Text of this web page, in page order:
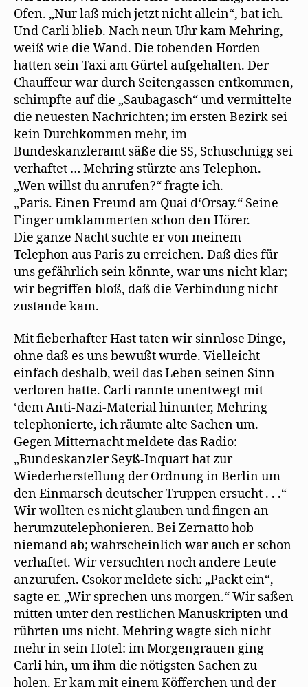
Ofen. „Nur laß mich jetzt nicht allein“, bat ich.
Und Carli blieb. Nach neun Uhr kam Mehring,
weiß wie die Wand. Die tobenden Horden
hatten sein Taxi am Gürtel aufgehalten. Der
Chauffeur war durch Seitengassen entkommen,
schimpfte auf die „Saubagasch“ und vermittelte
die neuesten Nachrichten; im ersten Bezirk sei
kein Durchkommen mehr, im
Bundeskanzleramt säße die SS, Schuschnigg sei
verhaftet … Mehring stürzte ans Telephon.
„Wen willst du anrufen?“ fragte ich.
„Paris. Einen Freund am Quai d‘Orsay.“ Seine
Finger umklammerten schon den Hörer.
Die ganze Nacht suchte er von meinem
Telephon aus Paris zu erreichen. Daß dies für
uns gefährlich sein könnte, war uns nicht klar;
wir begriffen bloß, daß die Verbindung nicht
zustande kam.
Mit fieberhafter Hast taten wir sinnlose Dinge,
ohne daß es uns bewußt wurde. Vielleicht
einfach deshalb, weil das Leben seinen Sinn
verloren hatte. Carli rannte unentwegt mit
‘dem Anti-Nazi-Material hinunter, Mehring
telephonierte, ich räumte alte Sachen um.
Gegen Mitternacht meldete das Radio:
„Bundeskanzler Seyß-Inquart hat zur
Wiederherstellung der Ordnung in Berlin um
den Einmarsch deutscher Truppen ersucht . . .“
Wir wollten es nicht glauben und fingen an
herumzutelephonieren. Bei Zernatto hob
niemand ab; wahrscheinlich war auch er schon
verhaftet. Wir versuchten noch andere Leute
anzurufen. Csokor meldete sich: „Packt ein“,
sagte er. „Wir sprechen uns morgen.“ Wir saßen
mitten unter den restlichen Manuskripten und
rührten uns nicht. Mehring wagte sich nicht
mehr in sein Hotel: im Morgengrauen ging
Carli hin, um ihm die nötigsten Sachen zu
holen. Er kam mit einem Köfferchen und der